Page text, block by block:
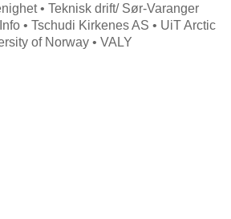
• Teknisk drift/ Sør-Varanger
• Tschudi Kirkenes AS • UiT Arctic
of Norway • VALY